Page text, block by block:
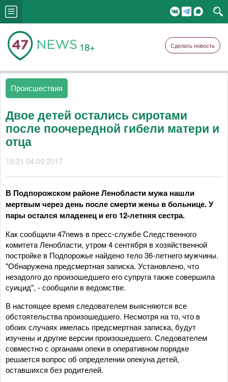
18+ Сделать новость
Происшествия
Двое детей остались сиротами
после поочередной гибели матери и
отца
18:21 04.09.2017
В Подпорожском районе Ленобласти мужа нашли
мертвым через день после смерти жены в больнице. У
пары остался младенец и его 12-летняя сестра.
Как сообщили 47news в пресс-службе Следственного
комитета Ленобласти, утром 4 сентября в хозяйственной
постройке в Подпорожье найдено тело 36-летнего мужчины.
"Обнаружена предсмертная записка. Установлено, что
незадолго до произошедшего его супруга также совершила
суицид", - сообщили в ведомстве.
В настоящее время следователем выясняются все
обстоятельства произошедшего. Несмотря на то, что в
обоих случаях имелась предсмертная записка, будут
изучены и другие версии произошедшего. Следователем
совместно с органами опеки в оперативном порядке
решается вопрос об определении опекуна детей,
оставшихся без родителей.